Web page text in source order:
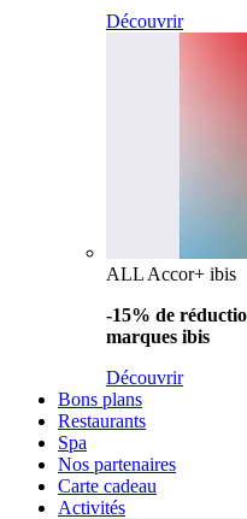
Découvrir
ALL Accor+ ibis
-15% de
marques ibis
Découvrir
Bons plans
Restaurants
Spa
Nos partenaires
Carte cadeau
Activités